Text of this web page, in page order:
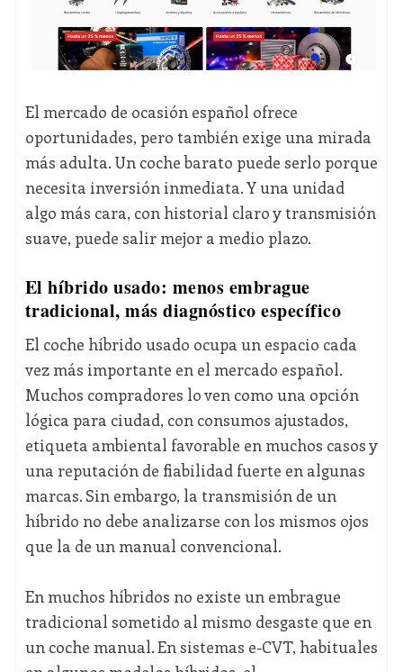
El mercado de ocasión español ofrece
oportunidades, pero también exige una mirada
más adulta. Un coche barato puede serlo porque
necesita inversión inmediata. Y una unidad
algo más cara, con historial claro y transmisión
suave, puede salir mejor a medio plazo.
El híbrido usado: menos embrague
tradicional, más diagnóstico específico
El coche híbrido usado ocupa un espacio cada
vez más importante en el mercado español.
Muchos compradores lo ven como una opción
lógica para ciudad, con consumos ajustados,
etiqueta ambiental favorable en muchos casos y
una reputación de fiabilidad fuerte en algunas
marcas. Sin embargo, la transmisión de un
híbrido no debe analizarse con los mismos ojos
que la de un manual convencional.
En muchos híbridos no existe un embrague
tradicional sometido al mismo desgaste que en
un coche manual. En sistemas e-CVT, habituales